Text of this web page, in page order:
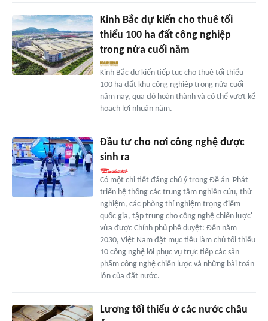
Kinh Bắc dự kiến cho thuê tối
thiểu 100 ha đất công nghiệp
trong nửa cuối năm
Kinh Bắc dự kiến tiếp tục cho thuê tối thiểu
100 ha đất khu công nghiệp trong nửa cuối
năm nay, qua đó hoàn thành và có thể vượt kể
hoạch lợi nhuận năm.
Đầu tư cho nơi công nghệ được
sinh ra
Có một chi tiết đáng chú ý trong Đề án 'Phát
triển hệ thống các trung tâm nghiên cứu, thử
nghiệm, các phòng thí nghiệm trọng điểm
quốc gia, tập trung cho công nghệ chiến lược'
vừa được Chính phủ phê duyệt: Đến năm
2030, Việt Nam đặt mục tiêu làm chủ tối thiểu
10 công nghệ lõi phục vụ trực tiếp các sản
phẩm công nghệ chiến lược và những bài toán
lớn của đất nước.
Lương tối thiểu ở các nước châu